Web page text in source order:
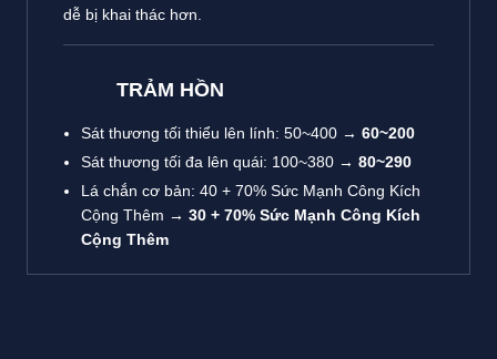
dễ bị khai thác hơn.
TRẢM HỒN
Sát thương tối thiểu lên lính: 50~400 → 60~200
Sát thương tối đa lên quái: 100~380 → 80~290
Lá chắn cơ bản: 40 + 70% Sức Mạnh Công Kích
Cộng Thêm → 30 + 70% Sức Mạnh Công Kích
Cộng Thêm